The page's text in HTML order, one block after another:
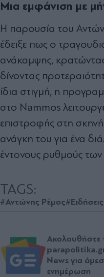
Μια εμφάνιση με
Η παρουσία του
έδειξε πως ο
ανάκαμψης,
δίνοντας
ίδια στιγμή, η
στο Nammos
επιστροφής στη
ανάγκη του για ένα
έντονους ρυθμούς
TAGS:
#Αντώνης Ρέμος
Ακολουθήστε
News για
ενημέρωση